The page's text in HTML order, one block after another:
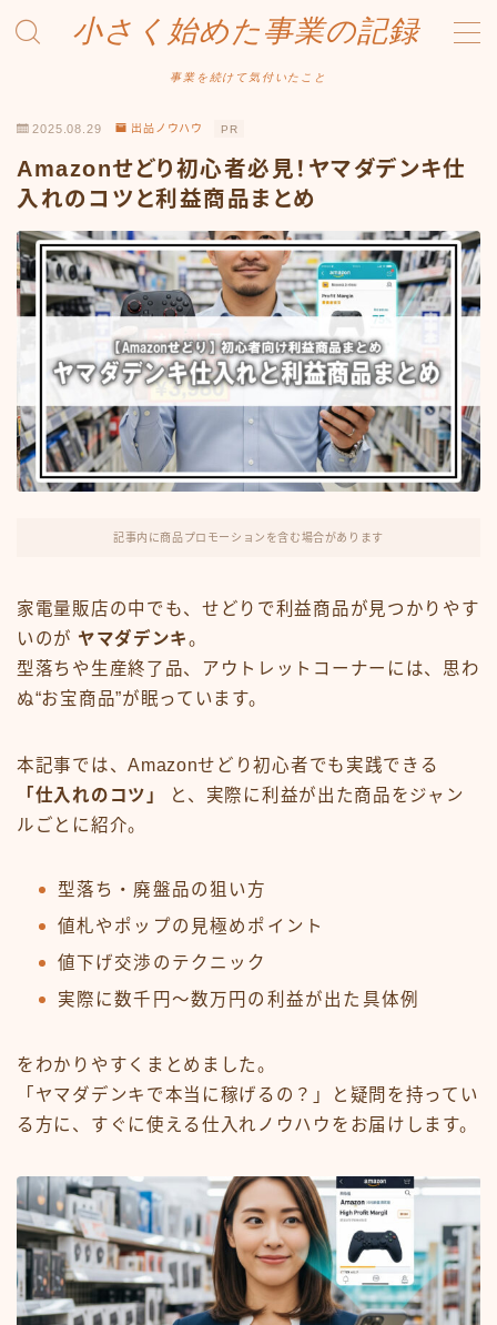
小さく始めた事業の記録
事業を続けて気付いたこと
Amazonせどり
トラブル事例
出品ノウハウ
フリマ物販
Yahoo出品
メルカリ販売
投資・株
2025.08.29 出品ノウハウ PR
Amazonせどり初心者必見！ヤマダデンキ仕
入れのコツと利益商品まとめ
記事内に商品プロモーションを含む場合があります
家電量販店の中でも、せどりで利益商品が見つかりやす
いのが ヤマダデンキ。
型落ちや生産終了品、アウトレットコーナーには、思わ
ぬ“お宝商品”が眠っています。
本記事では、Amazonせどり初心者でも実践できる
「仕入れのコツ」
と、実際に利益が出た商品をジャン
ルごとに紹介。
型落ち・廃盤品の狙い方
値札やポップの見極めポイント
値下げ交渉のテクニック
実際に数千円〜数万円の利益が出た具体例
をわかりやすくまとめました。
「ヤマダデンキで本当に稼げるの？」と疑問を持ってい
る方に、すぐに使える仕入れノウハウをお届けします。